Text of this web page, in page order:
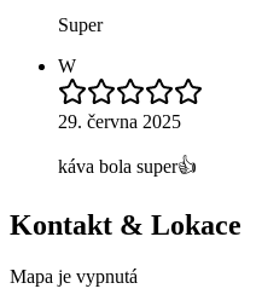
Super
W
29. června 2025
káva bola super👍
Kontakt & Lokace
Mapa je vypnutá